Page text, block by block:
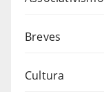
Breves
Cultura